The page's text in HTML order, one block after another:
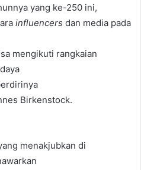
yang ke-250 ini,
influencers dan media pada
mengikuti rangkaian
Birkenstock.
menakjubkan di